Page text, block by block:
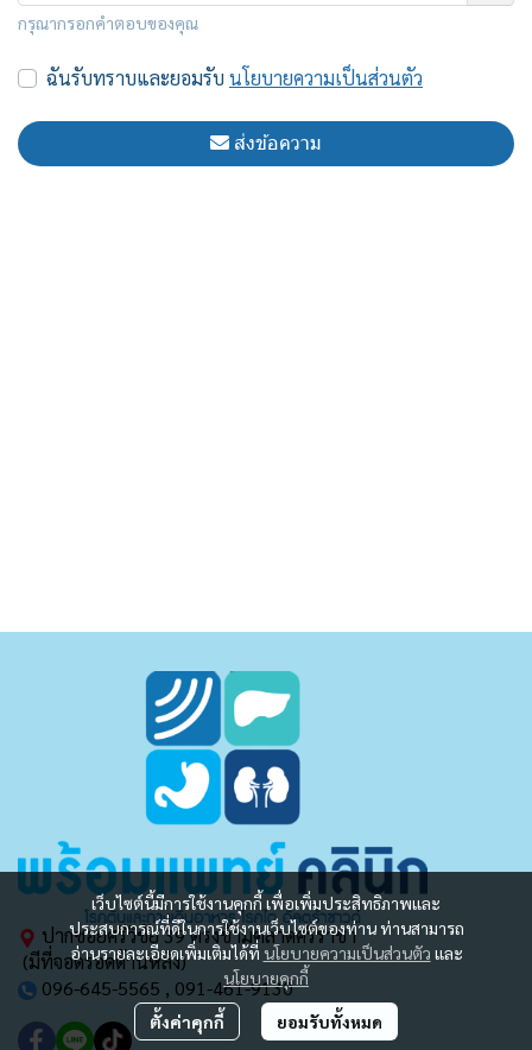
กรุณากรอกคำตอบของคุณ
ฉันรับทราบและยอมรับ นโยบายความเป็นส่วนตัว
ส่งข้อความ
เว็บไซต์นี้มีการใช้งานคุกกี้ เพื่อเพิ่มประสิทธิภาพและ
ประสบการณ์ที่ดีในการใช้งานเว็บไซต์ของท่าน ท่านสามารถ
อ่านรายละเอียดเพิ่มเติมได้ที่ นโยบายความเป็นส่วนตัว และ
นโยบายคุกกี้
ตั้งค่าคุกกี้ ยอมรับทั้งหมด
ปากซอยศรีวิชัย 39 ตรงข้ามตลาดศรีราชา
(มีที่จอดรอดด้านหลัง)
096-645-5565 , 091-461-9130